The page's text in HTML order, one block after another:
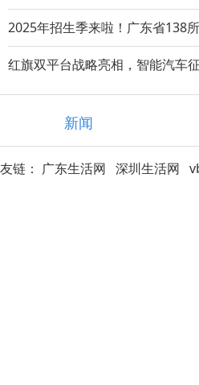
2025年招生季来啦！广东省138
红旗双平台战略亮相，智能汽车
新闻
友链： 广东生活网 深圳生活网